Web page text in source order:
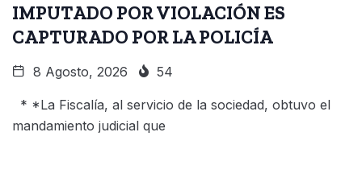
IMPUTADO POR VIOLACIÓN ES
CAPTURADO POR LA POLICÍA
8 Agosto, 2026 54
* *La Fiscalía, al servicio de la sociedad, obtuvo el
mandamiento judicial que